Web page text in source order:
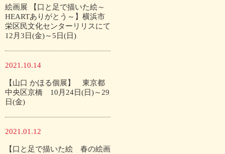
絵画展 【口と足で描いた絵～
HEARTありがとう～】横浜市
栄区民文化センターリリスにて
12月3日(金)～5日(日)
2021.10.14
【山口 かほる個展】 東京都
中央区京橋 10月24日(日)～29
日(金)
2021.01.12
【口と足で描いた絵 春の絵画